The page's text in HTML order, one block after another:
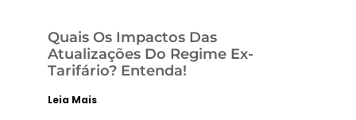
Quais Os Impactos Das
Atualizações Do Regime Ex-
Tarifário? Entenda!
Leia Mais